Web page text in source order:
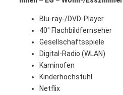
Blu-ray-/DVD-Player
40″ Flachbildfernseher
Gesellschaftsspiele
Digital-Radio (WLAN)
Kaminofen
Kinderhochstuhl
Netflix